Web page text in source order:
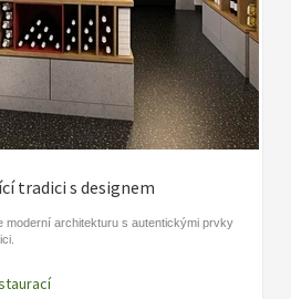
tradici s designem
moderní architekturu s autentickými prvky